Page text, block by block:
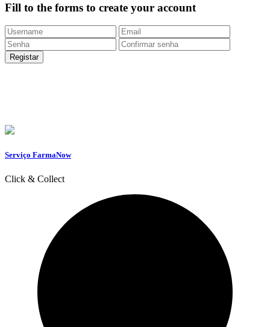
Fill to the forms to create your account
Serviço FarmaNow
Click & Collect